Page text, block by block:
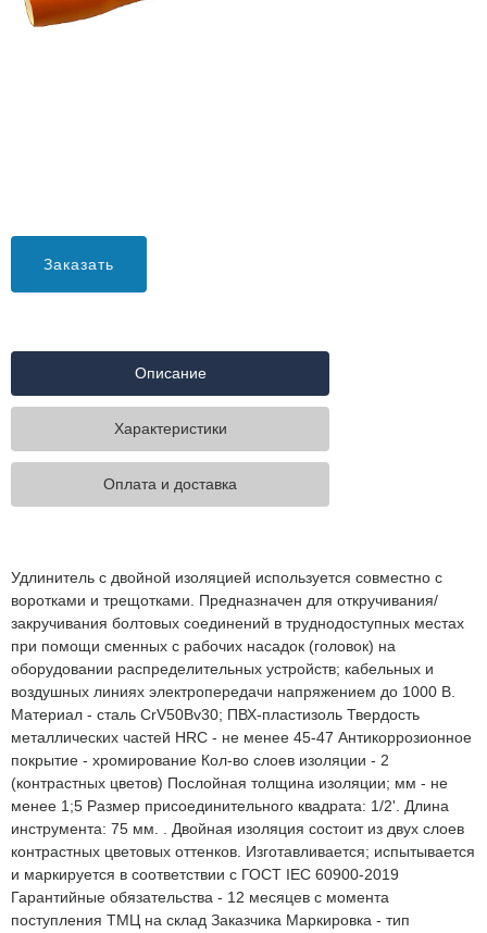
Заказать
Описание
Характеристики
Оплата и доставка
Удлинитель с двойной изоляцией используется совместно с
воротками и трещотками. Предназначен для откручивания/
закручивания болтовых соединений в труднодоступных местах
при помощи сменных с рабочих насадок (головок) на
оборудовании распределительных устройств; кабельных и
воздушных линиях электропередачи напряжением до 1000 В.
Материал - сталь CrV50Bv30; ПВХ-пластизоль Твердость
металлических частей HRC - не менее 45-47 Антикоррозионное
покрытие - хромирование Кол-во слоев изоляции - 2
(контрастных цветов) Послойная толщина изоляции; мм - не
менее 1;5 Размер присоединительного квадрата: 1/2'. Длина
инструмента: 75 мм. . Двойная изоляция состоит из двух слоев
контрастных цветовых оттенков. Изготавливается; испытывается
и маркируется в соответствии с ГОСТ IEC 60900-2019
Гарантийные обязательства - 12 месяцев с момента
поступления ТМЦ на склад Заказчика Маркировка - тип